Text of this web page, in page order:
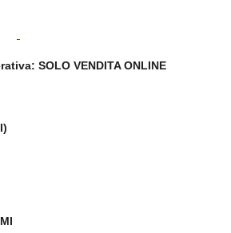
: SOLO VENDITA ONLINE
19